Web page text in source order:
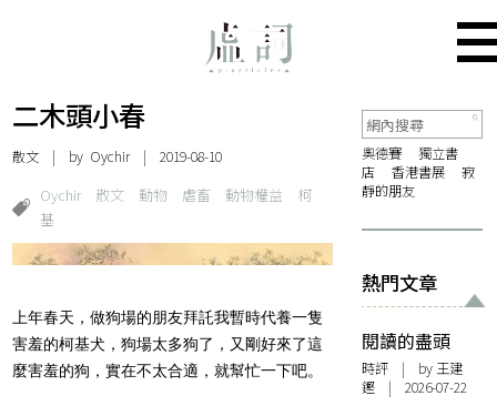
二木頭小春
散文 | by Oychir| 2019-08-10
Oychir 散文 動物 虐畜 動物權益
柯
基
上年春天，做狗場的朋友拜託我暫時代養一隻
害羞的柯基犬，狗場太多狗了，又剛好來了這
麼害羞的狗，實在不太合適，就幫忙一下吧。
奧德賽
獨立書
店
香港書展
寂
靜的朋友
熱門文章
閱讀的盡頭
時評 | by 王建
鏗 | 2026-07-22